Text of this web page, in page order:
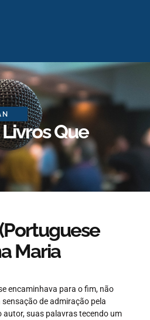
Que
Maria
encaminhava para o fim, não
de admiração pela
autor, suas palavras tecendo um